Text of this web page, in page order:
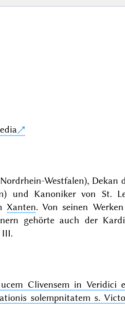
Westfalen), Dekan
und Kanoniker von St.
Xanten. Von seinen
gehörte auch der
III.
Clivensem in Veridici
solempnitatem s.